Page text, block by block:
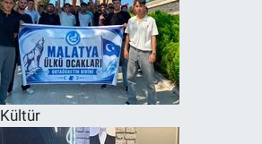
Kültür